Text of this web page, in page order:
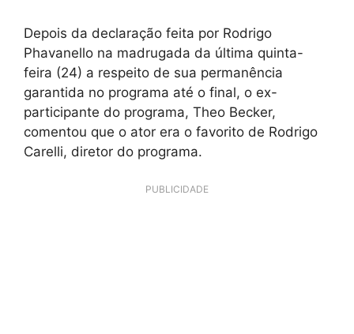
Depois da declaração feita por Rodrigo
Phavanello na madrugada da última quinta-
feira (24) a respeito de sua permanência
garantida no programa até o final, o ex-
participante do programa, Theo Becker,
comentou que o ator era o favorito de Rodrigo
Carelli, diretor do programa.
PUBLICIDADE